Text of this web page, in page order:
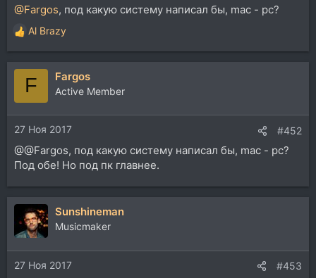
@Fargos, под какую систему написал бы, mac - pc?
Р
е
а
и
и
:
Al Brazy
F Fargos
Active Member
27 Ноя 2017 #452
@@Fargos, под какую систему написал бы, mac - pc?
Под обе! Но под пк главнее.
Sunshineman
Musicmaker
27 Ноя 2017 #453